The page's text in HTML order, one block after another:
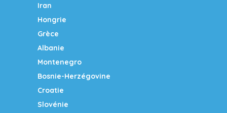
Iran
Hongrie
Grèce
Albanie
Montenegro
Bosnie-Herzégovine
Croatie
Slovénie